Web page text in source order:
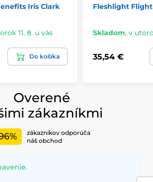
Iris Clark
11. 8. u vás
Do košíka
Fleshlight
Skladom, v
35,54 €
Overené
zákazníkmi
zákazníkov odporúča
náš obchod